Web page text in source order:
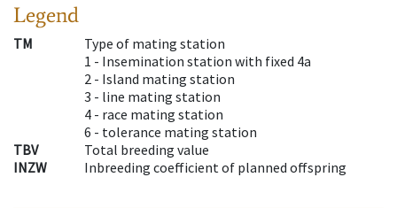
Legend
TM
Type of mating station
1 - Insemination station with fixed 4a
2 - Island mating station
3 - line mating station
4 - race mating station
6 - tolerance mating station
TBV
Total breeding value
INZW
Inbreeding coefficient of planned offspring